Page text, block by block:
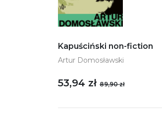
Kapuściński non-fiction
Artur Domosławski
53,94 zł 89,90 zł